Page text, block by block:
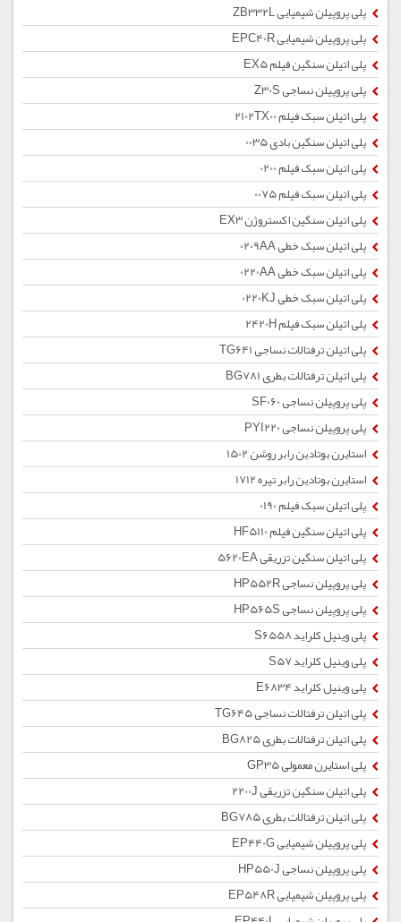
پلی پروپیلن شیمیایی ZB332L
پلی پروپیلن شیمیایی EPC40R
پلی اتیلن سنگین فیلم EX5
پلی پروپیلن نساجی Z30S
پلی اتیلن سبک فیلم 2102TX00
پلی اتیلن سنگین بادی 0035
پلی اتیلن سبک فیلم 0200
پلی اتیلن سبک فیلم 0075
پلی اتیلن سنگین اکستروژن EX3
پلی اتیلن سبک خطی 0209AA
پلی اتیلن سبک خطی 0220AA
پلی اتیلن سبک خطی 0220KJ
پلی اتیلن سبک فیلم 2420H
پلی اتیلن ترفتالات نساجی TG641
پلی اتیلن ترفتالات بطری BG781
پلی پروپیلن نساجی SF060
پلی پروپیلن نساجی PYI220
استایرن بوتادین رابر روشن 1502
استایرن بوتادین رابر تیره 1712
پلی اتیلن سبک فیلم 0190
پلی اتیلن سنگین فیلم HF5110
پلی اتیلن سنگین تزریقی 5620EA
پلی پروپیلن نساجی HP552R
پلی پروپیلن نساجی HP565S
پلی وینیل کلراید S6558
پلی وینیل کلراید S57
پلی وینیل کلراید E6834
پلی اتیلن ترفتالات نساجی TG645
پلی اتیلن ترفتالات بطری BG825
پلی استایرن معمولی GP35
پلی اتیلن سنگین تزریقی 2200J
پلی اتیلن ترفتالات بطری BG785
پلی پروپیلن شیمیایی EP440G
پلی پروپیلن نساجی HP550J
پلی پروپیلن شیمیایی EP548R